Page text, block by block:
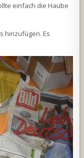
einfach die Haube
hinzufügen. Es